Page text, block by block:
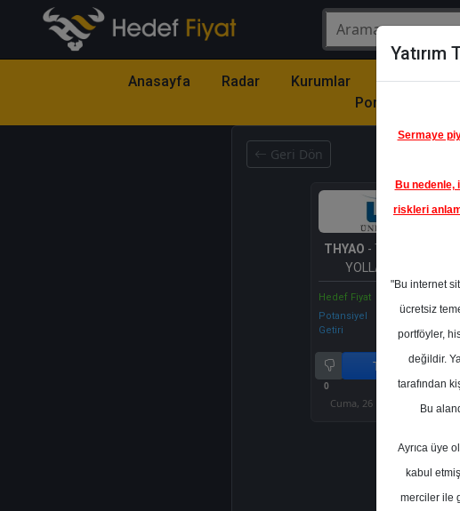
Anasayfa Radar Kurumlar
Model
Portföy
Geri Dön
THYAO - TÜRK HAVA
YOLLARI A.O.
Hedef Fiyat
Potansiyel
Getiri
%29.62
0
Tut
1
Cuma, 26 Haziran 2026
Yatırım
Sermaye
Bu
riskleri
"Bu internet
ücretsiz
portföyler,
değildir.
tarafından
Bu
Ayrıca üye
kabul
merciler ile